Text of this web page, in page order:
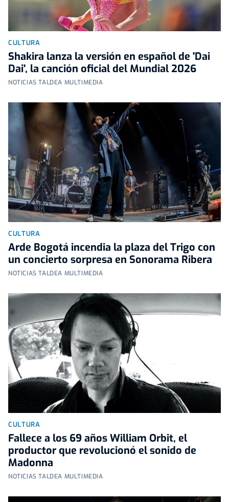
CULTURA
Shakira lanza la versión en español de 'Dai
Dai', la canción oficial del Mundial 2026
NOTICIAS TALDEA MULTIMEDIA
CULTURA
Arde Bogotá incendia la plaza del Trigo con
un concierto sorpresa en Sonorama Ribera
NOTICIAS TALDEA MULTIMEDIA
CULTURA
Fallece a los 69 años William Orbit, el
productor que revolucionó el sonido de
Madonna
NOTICIAS TALDEA MULTIMEDIA